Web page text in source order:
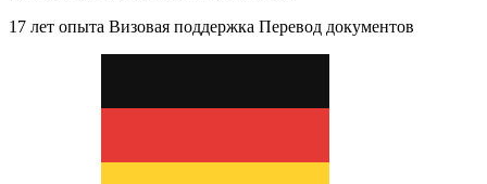
17 лет опыта Визовая поддержка Перевод документов